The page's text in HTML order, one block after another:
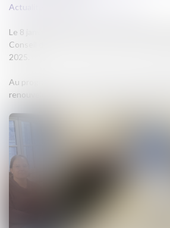
Actualites barreau de Carcassonne
Le 8 janvier 2025 s’est tenu à la Maison de
Conseil de l’Ordre du Barreau de
2025.
Au programme : mise en place de l’équipe
renouvelée et présentation des objectifs